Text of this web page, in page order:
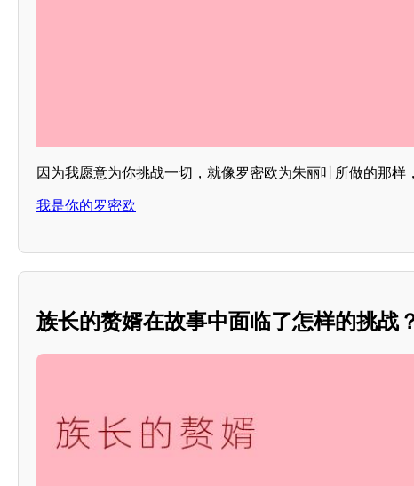
因为我愿意为你挑战一切，就像罗密欧为朱丽叶所做的那样
我是你的罗密欧
族长的赘婿在故事中面临了怎样的挑战